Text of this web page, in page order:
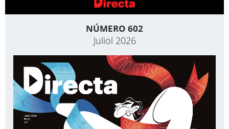
NÚMERO 602
Juliol 2026